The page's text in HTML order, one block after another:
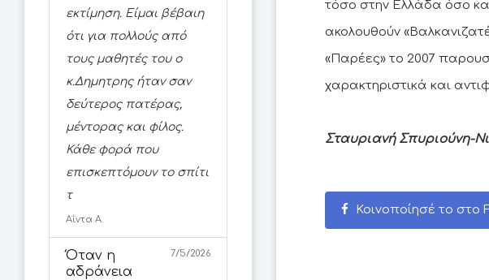
εκτίμηση. Είμαι βέβαιη
ότι για πολλούς από
τους μαθητές του ο
κ.Δημητρης ήταν σαν
δεύτερος πατέρας,
μέντορας και φίλος.
Κάθε φορά που
επισκεπτόμουν το σπίτι
τ
Αΐντα Α.
Όταν η
αδράνεια
7/5/2026
τόσο στην Ελλάδα όσο
ακολουθούν
«Παρέες» το 2007
χαρακτηριστικά και
Σταυριανή Σπυριούνη-
Κοινοποίησέ το στο